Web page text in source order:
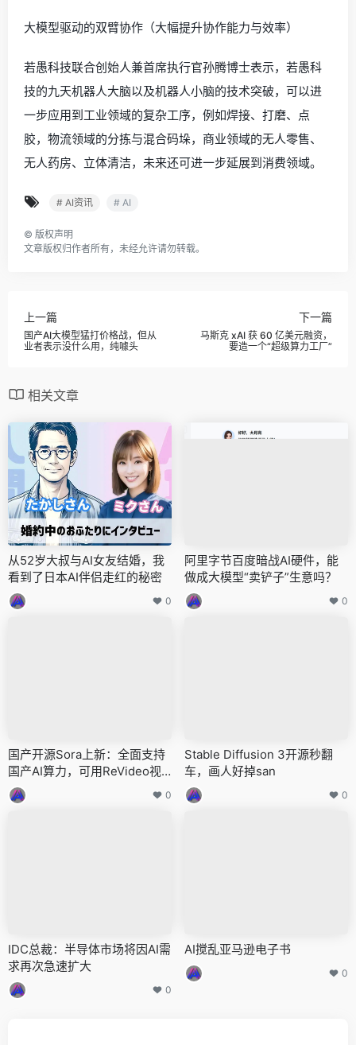
大模型驱动的双臂协作（大幅提升协作能力与效率）
若愚科技联合创始人兼首席执行官孙腾博士表示，若愚科
技的九天机器人大脑以及机器人小脑的技术突破，可以进
一步应用到工业领域的复杂工序，例如焊接、打磨、点
胶，物流领域的分拣与混合码垛，商业领域的无人零售、
无人药房、立体清洁，未来还可进一步延展到消费领域。
# AI资讯 # AI
© 版权声明
文章版权归作者所有，未经允许请勿转载。
上一篇
国产AI大模型猛打价格战，但从
业者表示没什么用，纯噱头
下一篇
马斯克 xAI 获 60 亿美元融资，
要造一个“超级算力工厂”
相关文章
从52岁大叔与AI女友结婚，我
看到了日本AI伴侣走红的秘密
0
阿里字节百度暗战AI硬件，能
做成大模型“卖铲子”生意吗？
0
国产开源Sora上新：全面支持
国产AI算力，可用ReVideo视
频编辑，北大-兔展团队出品
0
Stable Diffusion 3开源秒翻
车，画人好掉san
0
IDC总裁：半导体市场将因AI需
求再次急速扩大
0
AI搅乱亚马逊电子书
0